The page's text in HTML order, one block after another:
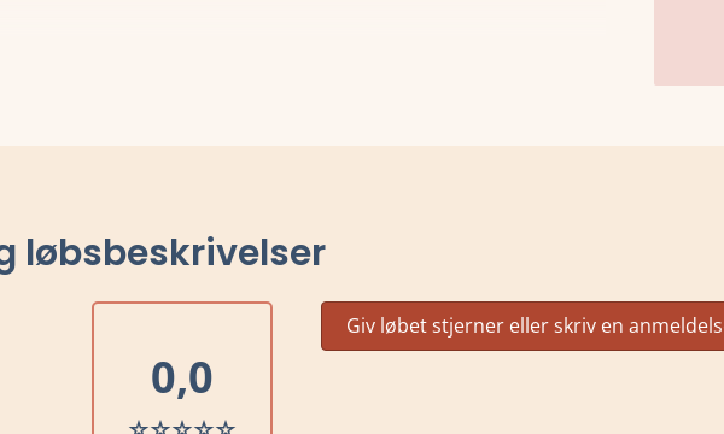
løbsbeskrivelser
0,0
Giv løbet stjerner eller skriv en